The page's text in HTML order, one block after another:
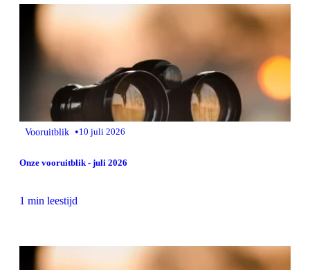
Vooruitblik •10 juli 2026
Onze vooruitblik - juli 2026
1 min leestijd